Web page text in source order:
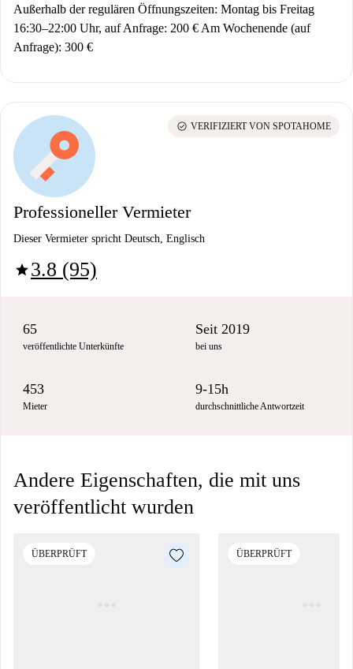
Außerhalb der regulären Öffnungszeiten: Montag bis Freitag
16:30–22:00 Uhr, auf Anfrage: 200 € Am Wochenende (auf
Anfrage): 300 €
Professioneller Vermieter
Dieser Vermieter spricht Deutsch, Englisch
star3.8 (95)
check_circle VERIFIZIERT VON SPOTAHOME
65
veröffentlichte Unterkünfte
Seit 2019
bei uns
453
Mieter
9-15h
durchschnittliche Antwortzeit
Andere Eigenschaften, die mit uns
veröffentlicht wurden
ÜBERPRÜFT ÜBERPRÜFT